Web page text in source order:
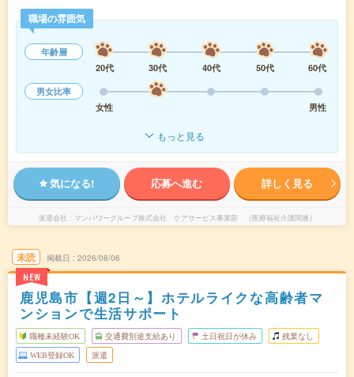
職場の雰囲気
年齢層
20代
30代 40代 50代
60代
男女比率
女性
男性
もっと見る
気になる! 応募へ進む 詳しく見る
派遣会社 マンパワーグループ株式会社 ケアサービス事業部 （医療福祉介護関連）
未読
NEW
掲載日 2026/08/06
鹿児島市【週2日～】ホテルライクな高齢者マ
ンションで生活サポート
職種未経験OK 交通費別途支給あり 土日祝日が休み 残業なし
WEB登録OK 派遣